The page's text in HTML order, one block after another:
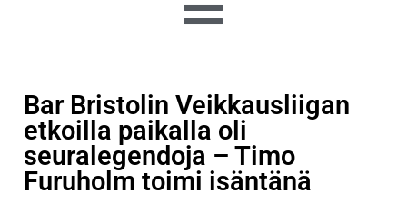
Bar Bristolin Veikkausliigan
etkoilla paikalla oli
seuralegendoja – Timo
Furuholm toimi isäntänä